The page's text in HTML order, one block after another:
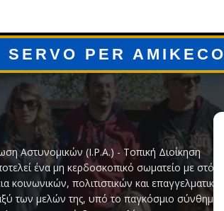
SERVO PER AMIKECO
Αστυνομικών (I.P.A.) - Τοπική Διοίκηση
ένα μη κερδοσκοπικό σωματείο με στόχο
κοινωνικών, πολιτιστικών και επαγγελματικών
των μελών της, υπό το παγκόσμιο σύνθημα